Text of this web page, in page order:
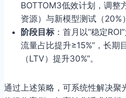
BOTTOM3低效计划，调整
资源）与新模型测试（20%
阶段目标 ：首月以”稳定
流量占比提升≥15%”，长期
（LTV）提升30%”。
通过上述策略，可系统性解决聚